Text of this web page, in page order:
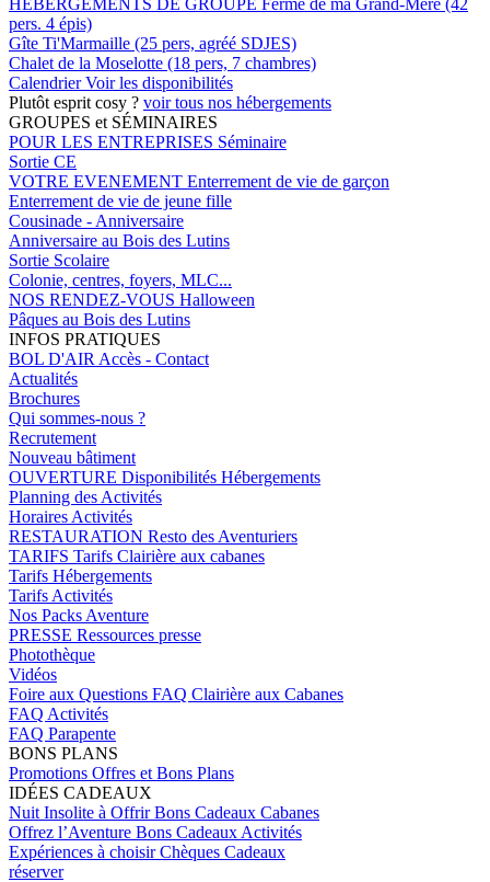
HEBERGEMENTS DE GROUPE Ferme de ma Grand-Mère (42
pers. 4 épis)
Gîte Ti'Marmaille (25 pers, agréé SDJES)
Chalet de la Moselotte (18 pers, 7 chambres)
CalendrierVoir les disponibilités
Plutôt esprit cosy ? voir tous nos hébergements
GROUPES et SÉMINAIRES
POUR LES ENTREPRISES Séminaire
Sortie CE
VOTRE EVENEMENT Enterrement de vie de garçon
Enterrement de vie de jeune fille
Cousinade - Anniversaire
Anniversaire au Bois des Lutins
Sortie Scolaire
Colonie, centres, foyers, MLC...
NOS RENDEZ-VOUS Halloween
Pâques au Bois des Lutins
INFOS PRATIQUES
BOL D'AIR Accès - Contact
Actualités
Brochures
Qui sommes-nous ?
Recrutement
Nouveau bâtiment
OUVERTURE Disponibilités Hébergements
Planning des Activités
Horaires Activités
RESTAURATION Resto des Aventuriers
TARIFS Tarifs Clairière aux cabanes
Tarifs Hébergements
Tarifs Activités
Nos Packs Aventure
PRESSE Ressources presse
Photothèque
Vidéos
Foire aux Questions FAQ Clairière aux Cabanes
FAQ Activités
FAQ Parapente
BONS PLANS
Promotions Offres et Bons Plans
IDÉES CADEAUX
Nuit Insolite à OffrirBons Cadeaux Cabanes
Offrez l’Aventure Bons Cadeaux Activités
Expériences à choisirChèques Cadeaux
réserver